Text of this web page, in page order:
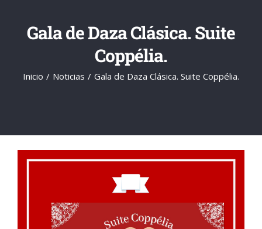
Gala de Daza Clásica. Suite
Coppélia.
Inicio Noticias Gala de Daza Clásica. Suite Coppélia.